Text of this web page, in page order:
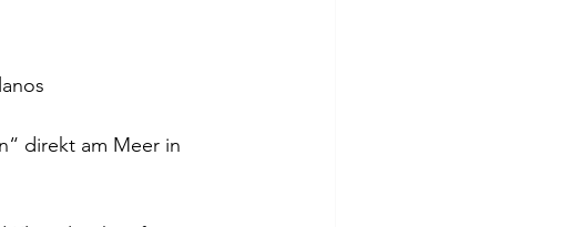
direkt am Meer in